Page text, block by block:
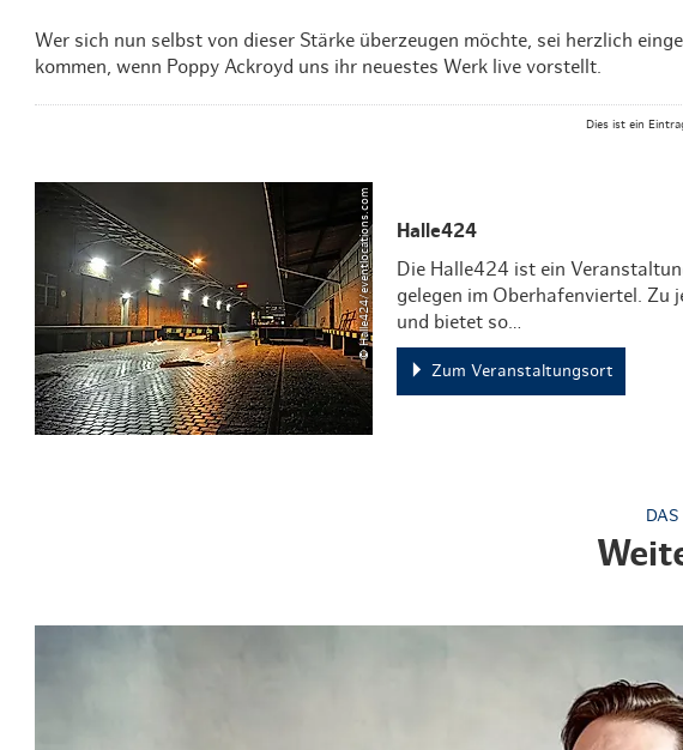
Wer sich nun selbst von dieser Stärke überzeugen möchte, sei herzlich
kommen, wenn Poppy Ackroyd uns ihr neuestes Werk live vorstellt.
Dies ist ein
© Halle424/eventlocations.com
Halle424
Die Halle424 ist ein
gelegen im Oberhafenviertel. Zu
und bietet so…
Zum Veranstaltungsort